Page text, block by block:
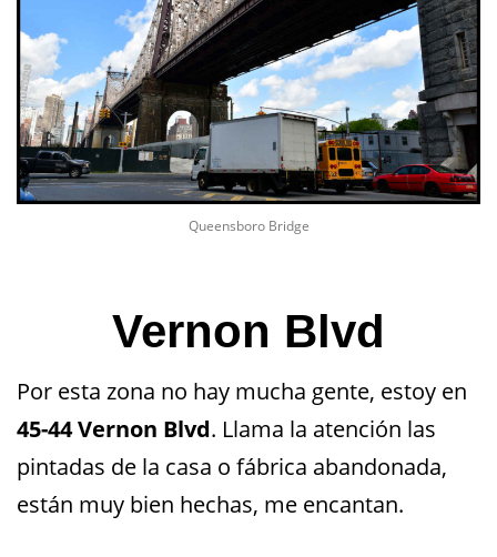
Queensboro Bridge
Vernon Blvd
Por esta zona no hay mucha gente, estoy en
45-44 Vernon Blvd. Llama la atención las
pintadas de la casa o fábrica abandonada,
están muy bien hechas, me encantan.